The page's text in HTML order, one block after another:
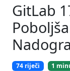
GitLab
74 riječi 1